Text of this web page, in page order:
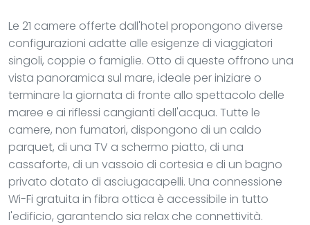
Le 21 camere offerte dall'hotel propongono diverse
configurazioni adatte alle esigenze di viaggiatori
singoli, coppie o famiglie. Otto di queste offrono una
vista panoramica sul mare, ideale per iniziare o
terminare la giornata di fronte allo spettacolo delle
maree e ai riflessi cangianti dell'acqua. Tutte le
camere, non fumatori, dispongono di un caldo
parquet, di una TV a schermo piatto, di una
cassaforte, di un vassoio di cortesia e di un bagno
privato dotato di asciugacapelli. Una connessione
Wi-Fi gratuita in fibra ottica è accessibile in tutto
l'edificio, garantendo sia relax che connettività.